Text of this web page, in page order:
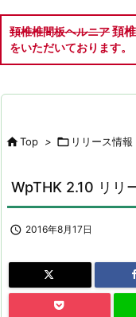
頚椎椎間板ヘルニア頚
をいただいております。
Top >  リリース情報
WpTHK 2.10 リリ
 2016年8月17日